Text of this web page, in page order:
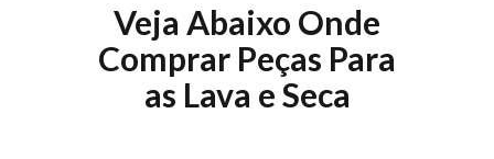
Veja Abaixo Onde
Comprar Peças Para
as Lava e Seca